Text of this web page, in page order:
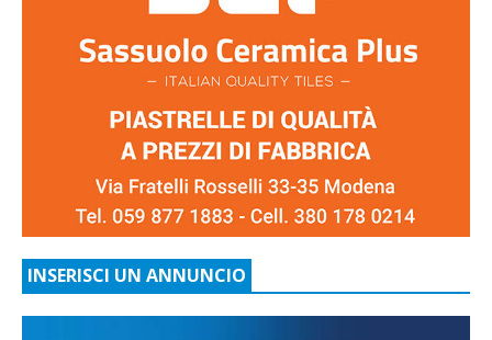
INSERISCI UN ANNUNCIO